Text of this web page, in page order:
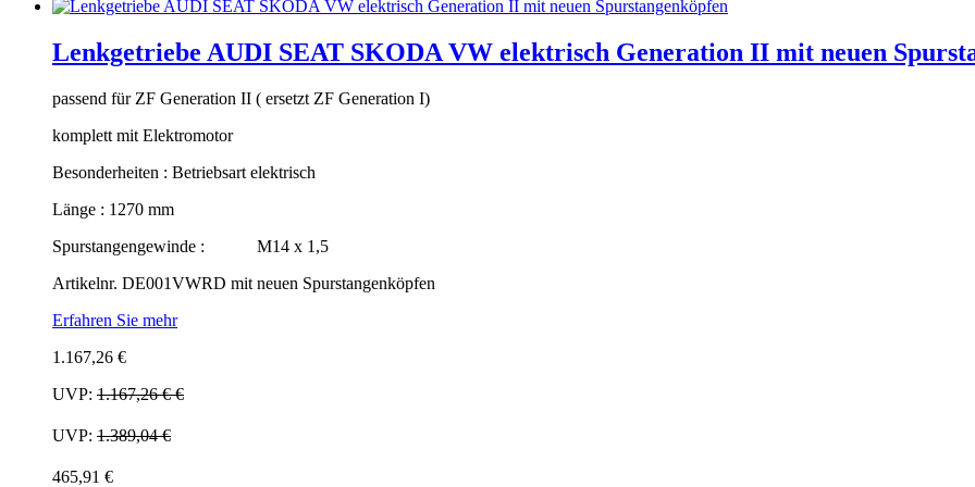
Lenkgetriebe AUDI SEAT SKODA VW elektrisch Generation II mit neuen
passend für ZF Generation II ( ersetzt ZF Generation I)
komplett mit Elektromotor
Besonderheiten : Betriebsart elektrisch
Länge : 1270 mm
Spurstangengewinde : M14 x 1,5
Artikelnr. DE001VWRD mit neuen Spurstangenköpfen
Erfahren Sie mehr
1.167,26 €
UVP: 1.167,26 €€
UVP: 1.389,04 €
465,91 €